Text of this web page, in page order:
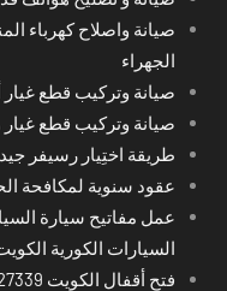
صيانة واصلاح كهرباء
الجهراء
صيانة وتركيب قطع
صيانة وتركيب قطع غيار
طريقة اختِيار رسيفر
عقود سنوية لمكافحة
عمل مفاتيح سيارة
السيارات الكورية
فتح أقفال الكويت 52227339 قريب على موقعي